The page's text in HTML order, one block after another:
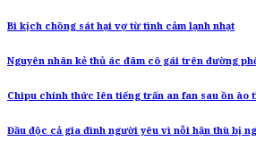
Bi kịch chồng sát hại vợ từ tình cảm lạnh nhạt
Nguyên nhân kẻ thủ ác đâm cô gái trên đường
Chipu chính thức lên tiếng trấn an fan sau ồn ào
Đầu độc cả gia đình người yêu vì nỗi hận thù bị